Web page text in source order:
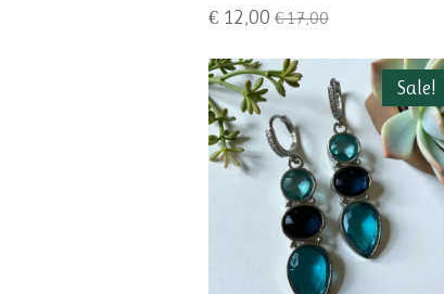
€ 12,00 € 17,00
Sale!